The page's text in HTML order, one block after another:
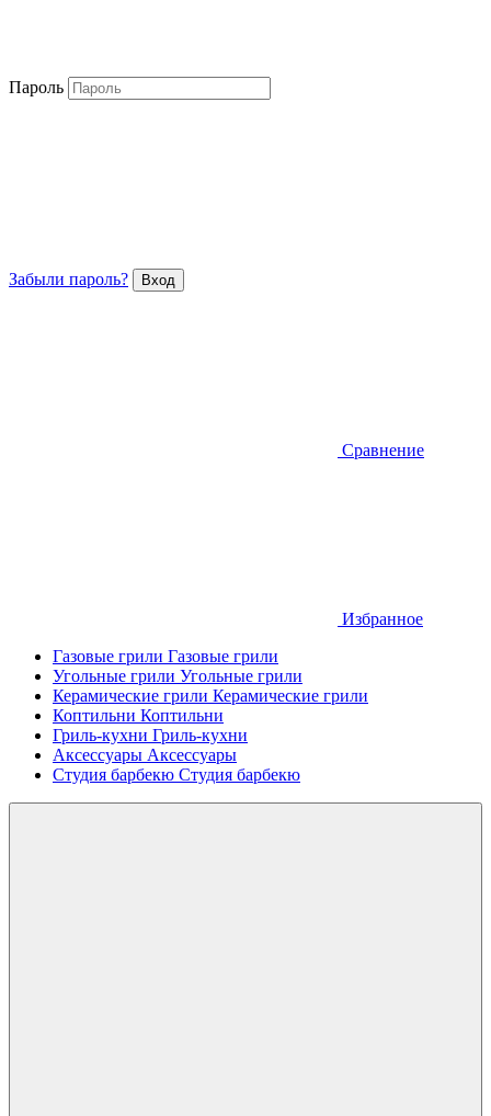
Пароль
Забыли пароль?
Сравнение
Избранное
Газовые грили Газовые грили
Угольные грили Угольные грили
Керамические грили Керамические грили
Коптильни Коптильни
Гриль-кухни Гриль-кухни
Аксессуары Аксессуары
Студия барбекю Студия барбекю